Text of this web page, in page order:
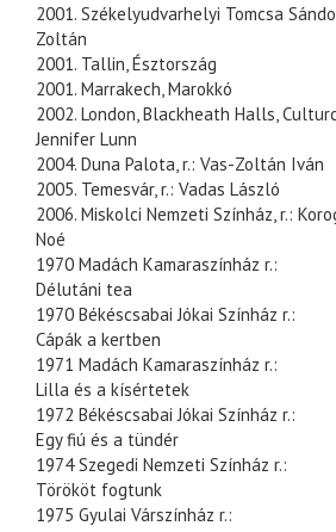
2001. Székelyudvarhelyi Tomcsa
Zoltán
2001. Tallin, Észtország
2001. Marrakech, Marokkó
2002. London, Blackheath Halls,
Jennifer Lunn
2004. Duna Palota, r.: Vas-Zoltán Iván
2005. Temesvár, r.: Vadas László
2006. Miskolci Nemzeti Színház, r.:
Noé
1970 Madách Kamaraszínház r.:
Délutáni tea
1970 Békéscsabai Jókai Színház r.:
Cápák a kertben
1971 Madách Kamaraszínház r.:
Lilla és a kísértetek
1972 Békéscsabai Jókai Színház r.:
Egy fiú és a tündér
1974 Szegedi Nemzeti Színház r.:
Törököt fogtunk
1975 Gyulai Várszínház r.: